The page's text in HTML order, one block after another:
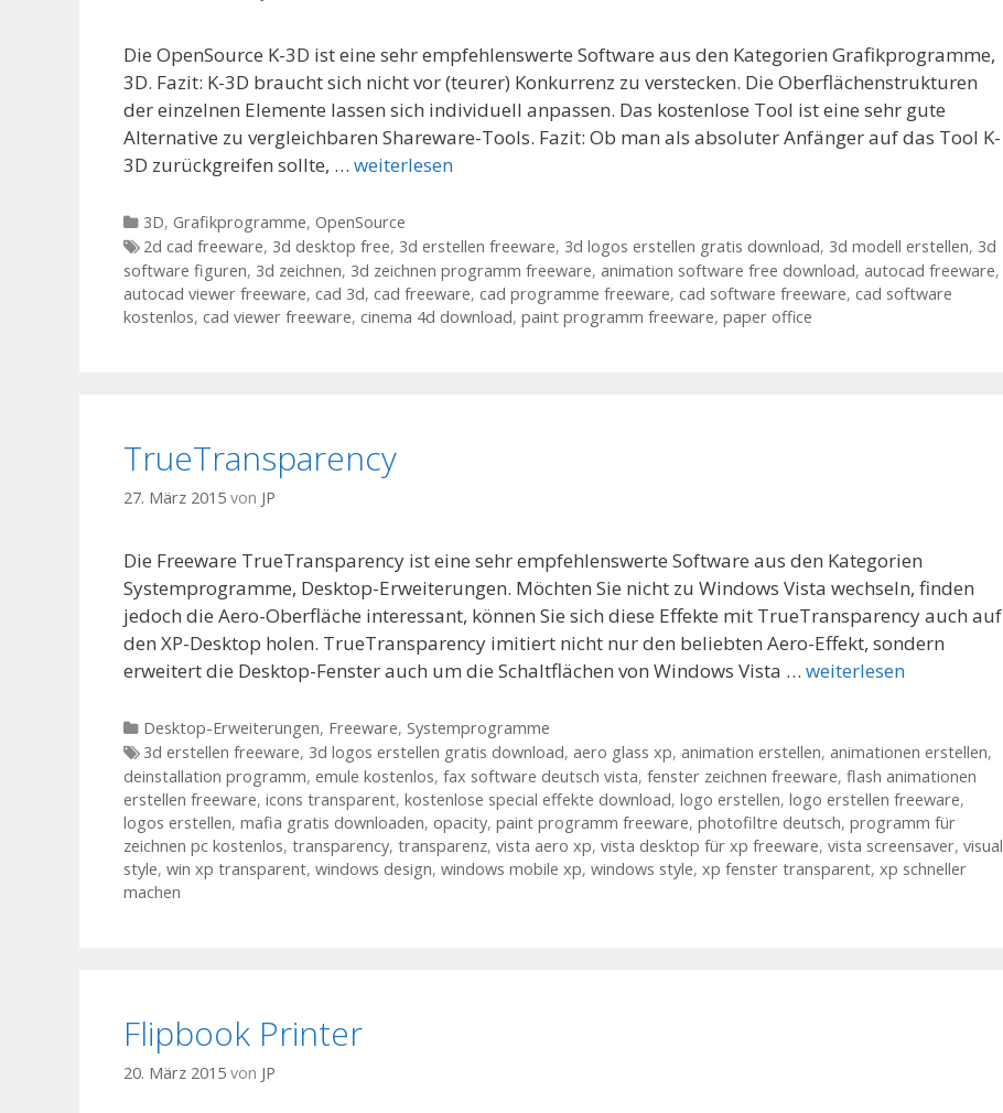
Die OpenSource K-3D ist eine sehr empfehlenswerte Software aus den Kategorien Grafikprogramme,
3D. Fazit: K-3D braucht sich nicht vor (teurer) Konkurrenz zu verstecken. Die Oberflächenstrukturen
der einzelnen Elemente lassen sich individuell anpassen. Das kostenlose Tool ist eine sehr gute
Alternative zu vergleichbaren Shareware-Tools. Fazit: Ob man als absoluter Anfänger auf das Tool K-
3D zurückgreifen sollte, … weiterlesen
Kategorien
3D, Grafikprogramme, OpenSource
Tags
2d cad freeware, 3d desktop free, 3d erstellen freeware, 3d logos erstellen gratis download, 3d modell erstellen, 3d
software figuren, 3d zeichnen, 3d zeichnen programm freeware, animation software free download, autocad freeware,
autocad viewer freeware, cad 3d, cad freeware, cad programme freeware, cad software freeware, cad software
kostenlos, cad viewer freeware, cinema 4d download, paint programm freeware, paper office
TrueTransparency
27. März 2015 von JP
Die Freeware TrueTransparency ist eine sehr empfehlenswerte Software aus den Kategorien
Systemprogramme, Desktop-Erweiterungen. Möchten Sie nicht zu Windows Vista wechseln, finden
jedoch die Aero-Oberfläche interessant, können Sie sich diese Effekte mit TrueTransparency auch auf
den XP-Desktop holen. TrueTransparency imitiert nicht nur den beliebten Aero-Effekt, sondern
erweitert die Desktop-Fenster auch um die Schaltflächen von Windows Vista … weiterlesen
Kategorien
Desktop-Erweiterungen, Freeware, Systemprogramme
Tags
3d erstellen freeware, 3d logos erstellen gratis download, aero glass xp, animation erstellen, animationen erstellen,
deinstallation programm, emule kostenlos, fax software deutsch vista, fenster zeichnen freeware, flash animationen
erstellen freeware, icons transparent, kostenlose special effekte download, logo erstellen, logo erstellen freeware,
logos erstellen, mafia gratis downloaden, opacity, paint programm freeware, photofiltre deutsch, programm für
zeichnen pc kostenlos, transparency, transparenz, vista aero xp, vista desktop für xp freeware, vista screensaver, visual
style, win xp transparent, windows design, windows mobile xp, windows style, xp fenster transparent, xp schneller
machen
Flipbook Printer
20. März 2015 von JP